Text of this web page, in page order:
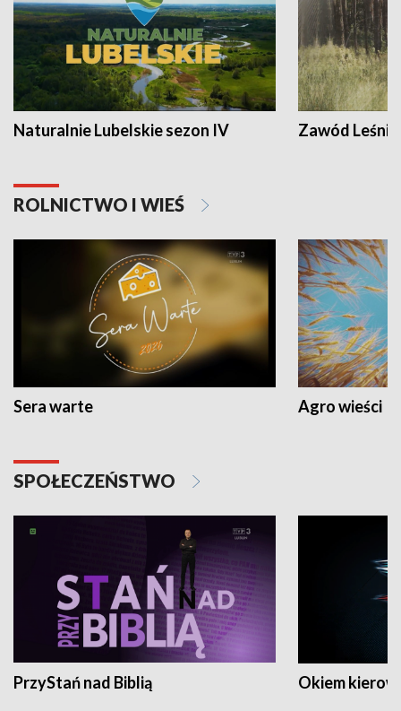
Naturalnie Lubelskie sezon IV Zawód Leśnik
ROLNICTWO I WIEŚ
Sera warte Agro wieści
SPOŁECZEŃSTWO
PrzyStań nad Biblią Okiem